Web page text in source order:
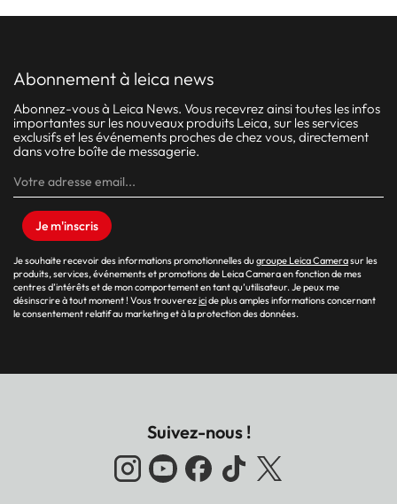
abonnement à leica news
Abonnez-vous à Leica News. Vous recevrez ainsi toutes les infos
importantes sur les nouveaux produits Leica, sur les services
exclusifs et les événements proches de chez vous, directement
dans votre boîte de messagerie.
Je m'inscris
Je souhaite recevoir des informations promotionnelles du groupe Leica Camerasur les
produits, services, événements et promotions de Leica Camera en fonction de mes
centres d’intérêts et de mon comportement en tant qu’utilisateur. Je peux me
désinscrire à tout moment ! Vous trouverezicide plus amples informations concernant
le consentement relatif au marketing et à la protection des données.
Suivez-nous !